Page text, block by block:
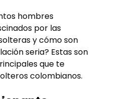
hombres
por las
y cómo son
seria? Estas son
que te
colombianos.